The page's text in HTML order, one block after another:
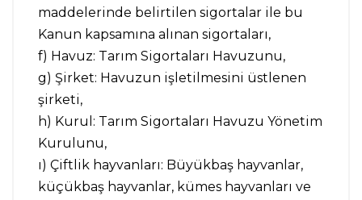
maddelerinde belirtilen sigortalar ile bu
Kanun kapsamına alınan sigortaları,
f) Havuz: Tarım Sigortaları Havuzunu,
g) Şirket: Havuzun işletilmesini üstlenen
şirketi,
h) Kurul: Tarım Sigortaları Havuzu Yönetim
Kurulunu,
ı) Çiftlik hayvanları: Büyükbaş hayvanlar,
küçükbaş hayvanlar, kümes hayvanları ve